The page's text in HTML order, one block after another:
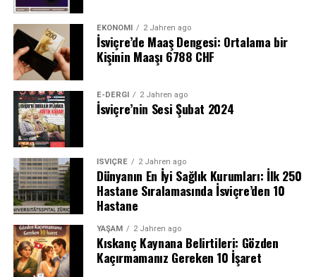
EKONOMI 2 Jahren ago
İsviçre’de Maaş Dengesi: Ortalama bir
Kişinin Maaşı 6788 CHF
E-DERGI 2 Jahren ago
İsviçre’nin Sesi Şubat 2024
İSVIÇRE 2 Jahren ago
Dünyanın En İyi Sağlık Kurumları: İlk 250
Hastane Sıralamasında İsviçre’den 10
Hastane
YAŞAM 2 Jahren ago
Kıskanç Kaynana Belirtileri: Gözden
Kaçırmamanız Gereken 10 İşaret